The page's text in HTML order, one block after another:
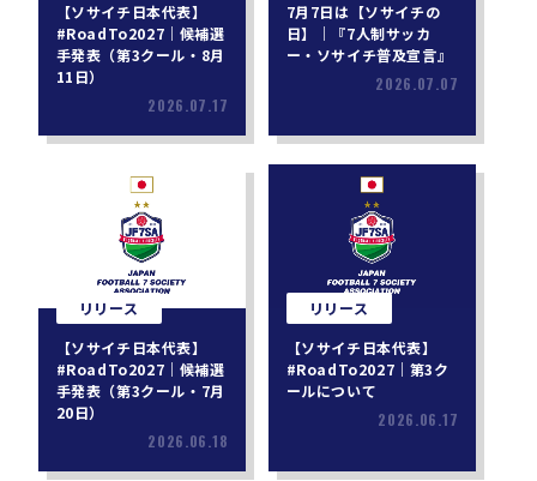
【ソサイチ日本代表】
#RoadTo2027｜候補選
手発表（第3クール・8月
11日）
2026.07.17
7月7日は【ソサイチの
日】｜『7人制サッカ
ー・ソサイチ普及宣言』
2026.07.07
リリース
【ソサイチ日本代表】
#RoadTo2027｜候補選
手発表（第3クール・7月
20日）
2026.06.18
リリース
【ソサイチ日本代表】
#RoadTo2027｜第3ク
ールについて
2026.06.17